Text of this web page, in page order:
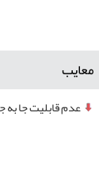
معایب
عدم قابلیت جا به